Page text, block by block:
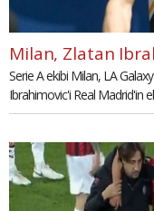
Milan, Zlatan
Serie A ekibi Milan, LA
Ibrahimovic'i Real Madrid'in